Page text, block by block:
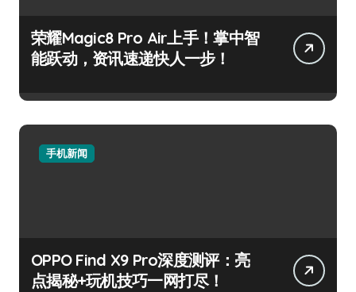
荣耀Magic8 Pro Air上手！掌中智
能跃动，资讯速递快人一步！
手机新闻
OPPO Find X9 Pro深度测评：亮
点揭秘+玩机技巧一网打尽！